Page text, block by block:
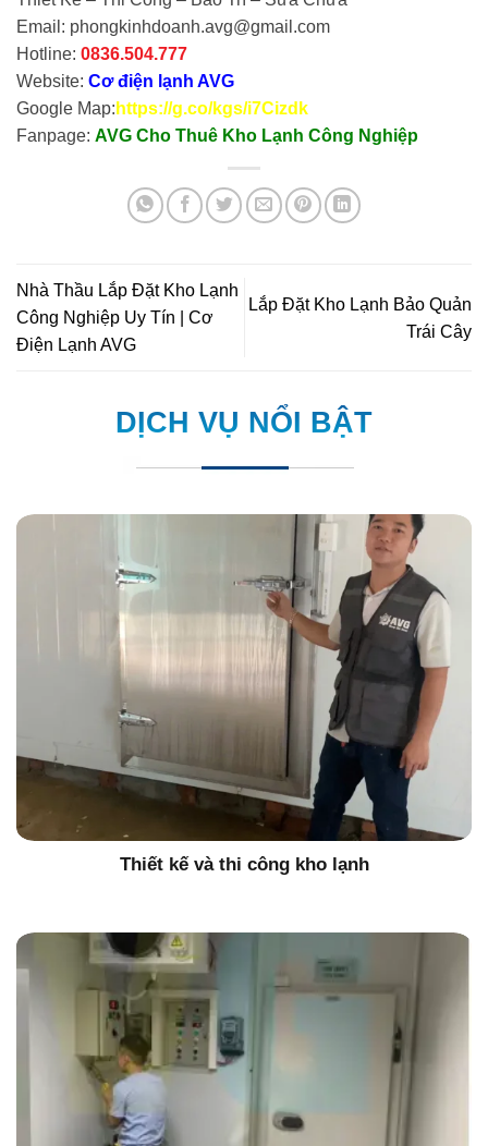
Email: phongkinhdoanh.avg@gmail.com
Hotline: 0836.504.777
Website: Cơ điện lạnh AVG
Google Map: https://g.co/kgs/i7Cizdk
Fanpage: AVG Cho Thuê Kho Lạnh Công Nghiệp
Nhà Thầu Lắp Đặt Kho Lạnh
Công Nghiệp Uy Tín | Cơ
Điện Lạnh AVG
Lắp Đặt Kho Lạnh Bảo Quản
Trái Cây
DỊCH VỤ NỔI BẬT
Thiết kế và thi công kho lạnh